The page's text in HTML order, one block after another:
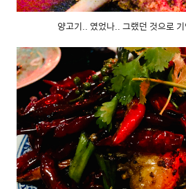
양고기.. 였었나.. 그랬던 것으로